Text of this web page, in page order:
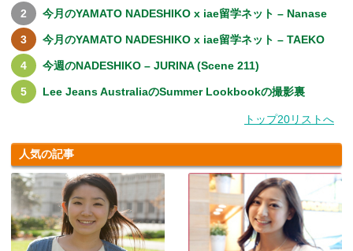
今月のYAMATO NADESHIKO x iae留学ネット – Nanase
今月のYAMATO NADESHIKO x iae留学ネット – TAEKO
今週のNADESHIKO – JURINA (Scene 211)
Lee Jeans AustraliaのSummer Lookbookの撮影裏
トップ20リストへ
人気の記事